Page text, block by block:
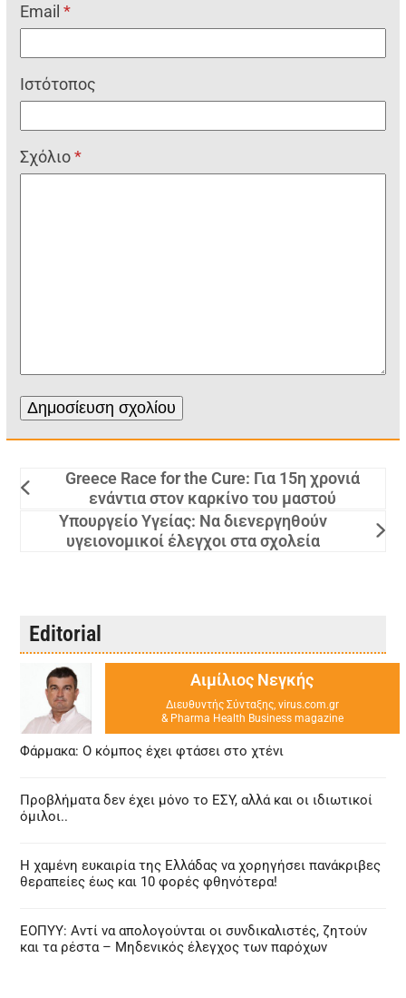
Email*
Ιστότοπος
Σχόλιο*
Greece Race for the Cure: Για 15η χρονιά
ενάντια στον καρκίνο του μαστού
Υπουργείο Υγείας: Να διενεργηθούν
υγειονομικοί έλεγχοι στα σχολεία
Editorial
Αιμίλιος Νεγκής
Διευθυντής Σύνταξης, virus.com.gr
& Pharma Health Business magazine
Φάρμακα: Ο κόμπος έχει φτάσει στο χτένι
Προβλήματα δεν έχει μόνο το ΕΣΥ, αλλά και οι ιδιωτικοί
όμιλοι..
Η χαμένη ευκαιρία της Ελλάδας να χορηγήσει πανάκριβες
θεραπείες έως και 10 φορές φθηνότερα!
ΕΟΠΥΥ: Αντί να απολογούνται οι συνδικαλιστές, ζητούν
και τα ρέστα – Μηδενικός έλεγχος των παρόχων